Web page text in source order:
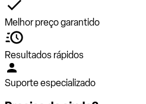
Melhor preço garantido
Resultados rápidos
Suporte especializado